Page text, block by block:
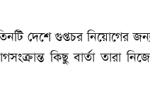
দেশে গুপ্তচর নিয়োগের
কিছু বার্তা তারা